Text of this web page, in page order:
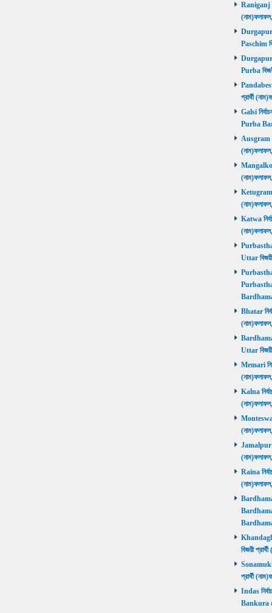
Raniganj
Durgapur
Paschim
Durgapur
Purba
প্রার্থী
Galsi
Purba
Ausgram
Mangalkot
Ketugram
Katwa
Uttar
Bhatar
Uttar
Memari
Kalna
Monteswar
Jamalpur
Raina
বিজয়ী
Sonamukhi
প্রার্থী
Indas
Bankura